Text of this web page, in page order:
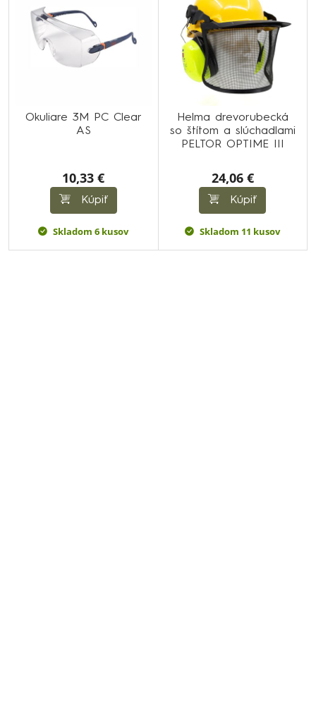
Okuliare 3M PC Clear
AS
10,33 €
Kúpiť
Skladom 6 kusov
Helma drevorubecká
so štítom a slúchadlami
PELTOR OPTIME III
24,06 €
Kúpiť
Skladom 11 kusov